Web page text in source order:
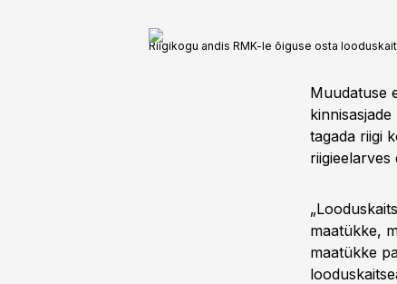
Riigikogu andis RMK-le õiguse osta
Muudatuse
tagada riigi
maatükke,
maatükke